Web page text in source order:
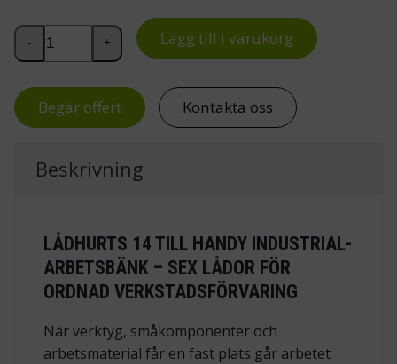
Lådhurts 14 till Handy Industrial-arbetsbänk mängd
- + Lägg till i varukorg
Begär offert Kontakta oss
Beskrivning
LÅDHURTS 14 TILL HANDY INDUSTRIAL-
ARBETSBÄNK – SEX LÅDOR FÖR
ORDNAD VERKSTADSFÖRVARING
När verktyg, småkomponenter och
arbetsmaterial får en fast plats går arbetet